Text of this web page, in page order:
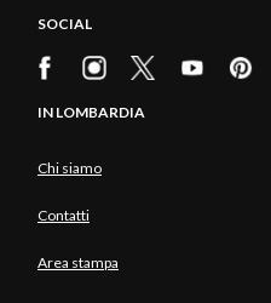
SOCIAL
IN LOMBARDIA
Chi siamo
Contatti
Area stampa